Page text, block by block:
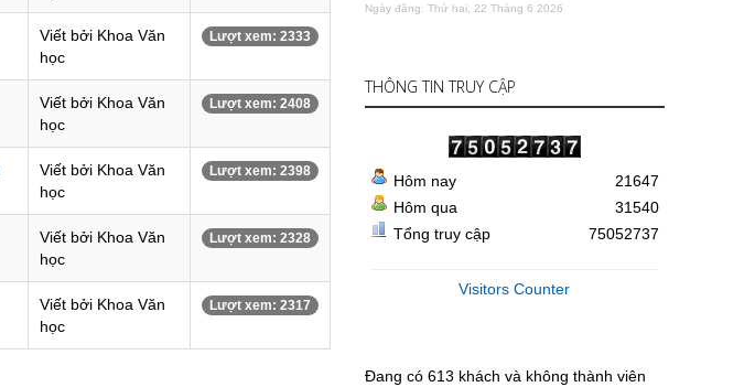
Viết bởi Khoa Văn
học
Lượt xem: 2333
Viết bởi Khoa Văn
học
Lượt xem: 2408
Viết bởi Khoa Văn
học
Lượt xem: 2398
Viết bởi Khoa Văn
học
Lượt xem: 2328
Viết bởi Khoa Văn
học
Lượt xem: 2317
Ngày đăng: Thứ hai, 22 Tháng 6 2026
THÔNG TIN TRUY CẬP
Hôm nay
Hôm qua
Tổng truy cập
21647
31540
75052737
Visitors Counter
Đang có 613 khách và không thành viên